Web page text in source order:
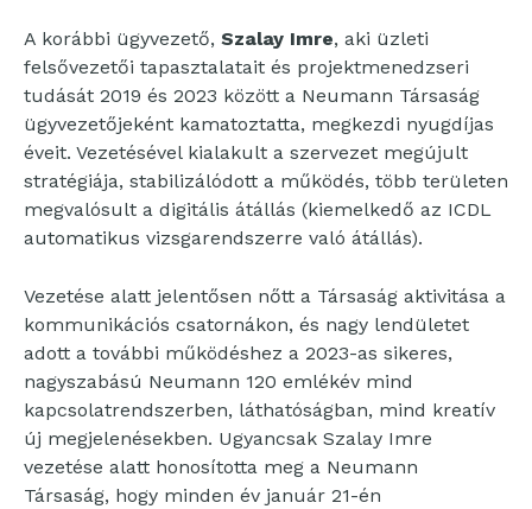
A korábbi ügyvezető, Szalay Imre, aki üzleti
felsővezetői tapasztalatait és projektmenedzseri
tudását 2019 és 2023 között a Neumann Társaság
ügyvezetőjeként kamatoztatta, megkezdi nyugdíjas
éveit. Vezetésével kialakult a szervezet megújult
stratégiája, stabilizálódott a működés, több területen
megvalósult a digitális átállás (kiemelkedő az ICDL
automatikus vizsgarendszerre való átállás).
Vezetése alatt jelentősen nőtt a Társaság aktivitása a
kommunikációs csatornákon, és nagy lendületet
adott a további működéshez a 2023-as sikeres,
nagyszabású Neumann 120 emlékév mind
kapcsolatrendszerben, láthatóságban, mind kreatív
új megjelenésekben. Ugyancsak Szalay Imre
vezetése alatt honosította meg a Neumann
Társaság, hogy minden év január 21-én